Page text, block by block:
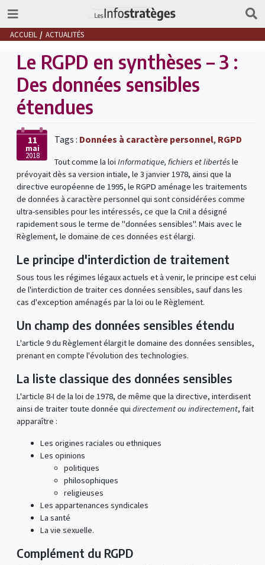
ACCUEIL ACTUALITÉS
Le RGPD en synthèses – 3 :
Des données sensibles
étendues
11
mai
2018
Tags : Données à caractère personnel, RGPD
Tout comme la loi Informatique, fichiers et libertés le
prévoyait dès sa version intiale, le 3 janvier 1978, ainsi que la
directive européenne de 1995, le RGPD aménage les traitements
de données à caractère personnel qui sont considérées comme
ultra-sensibles pour les intéressés, ce que la Cnil a désigné
rapidement sous le terme de "données sensibles". Mais avec le
Règlement, le domaine de ces données est élargi.
Le principe d'interdiction de traitement
Sous tous les régimes légaux actuels et à venir, le principe est celui
de l'interdiction de traiter ces données sensibles, sauf dans les
cas d'exception aménagés par la loi ou le Règlement.
Un champ des données sensibles étendu
L'article 9 du Règlement élargit le domaine des données sensibles,
prenant en compte l'évolution des technologies.
La liste classique des données sensibles
L'article 8-I de la loi de 1978, de même que la directive, interdisent
ainsi de traiter toute donnée qui directement ou indirectement, fait
apparaître :
Les origines raciales ou ethniques
Les opinions
politiques
philosophiques
religieuses
Les appartenances syndicales
La santé
La vie sexuelle.
Complément du RGPD